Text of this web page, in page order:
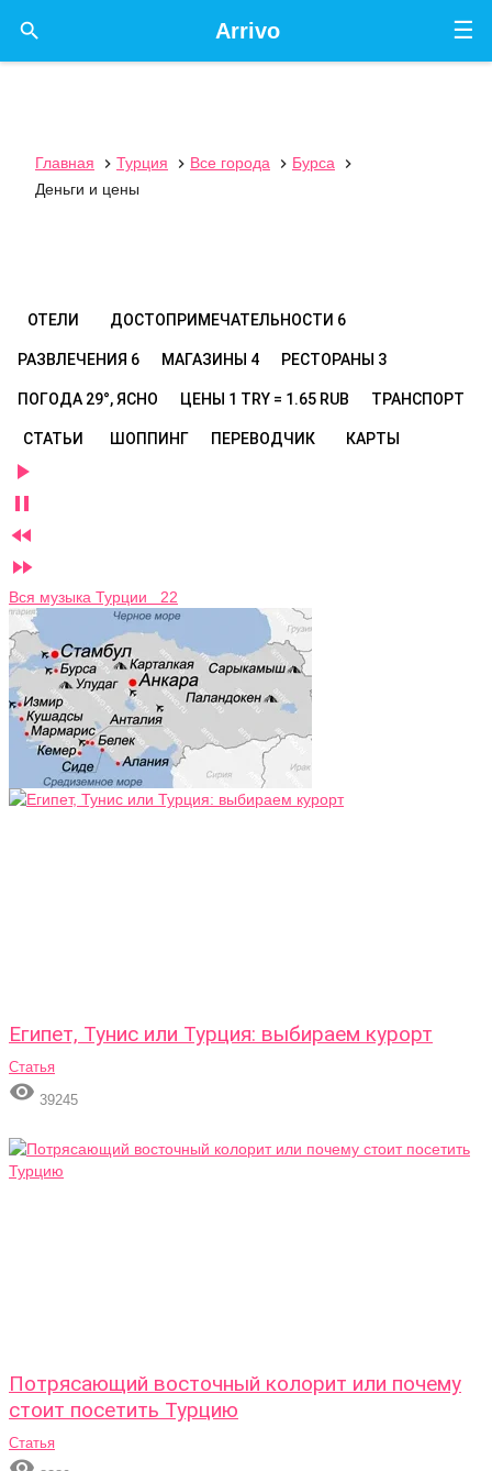
☰
Arrivo

Главная  Турция  Все города  Бурса

Деньги и цены
ОТЕЛИ ДОСТОПРИМЕЧАТЕЛЬНОСТИ 6
РАЗВЛЕЧЕНИЯ 6 МАГАЗИНЫ 4 РЕСТОРАНЫ 3
ПОГОДА 29°, ЯСНО ЦЕНЫ 1 TRY = 1.65 RUB ТРАНСПОРТ
СТАТЬИ ШОППИНГ ПЕРЕВОДЧИК КАРТЫ




Вся музыка Турции 22
Египет, Тунис или Турция: выбираем курорт
Статья
 39245
Потрясающий восточный колорит или почему
стоит посетить Турцию
Статья